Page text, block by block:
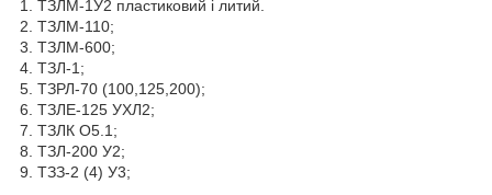
1. ТЗЛМ-1У2 пластиковий і литий.
2. ТЗЛМ-110;
3. ТЗЛМ-600;
4. ТЗЛ-1;
5. ТЗРЛ-70 (100,125,200);
6. ТЗЛЕ-125 УХЛ2;
7. ТЗЛК О5.1;
8. ТЗЛ-200 У2;
9. ТЗЗ-2 (4) У3;